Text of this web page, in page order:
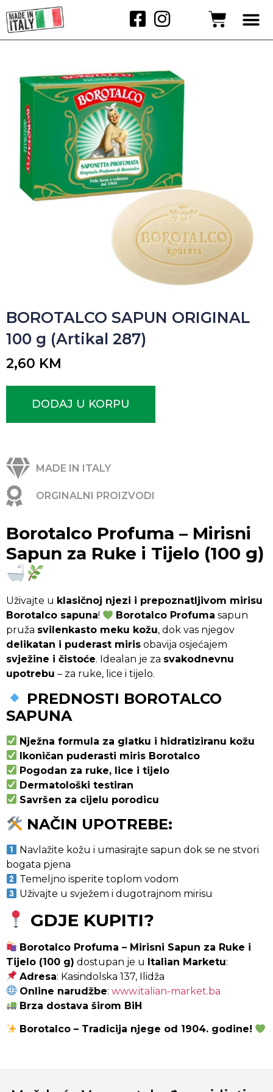
BOROTALCO SAPUN ORIGINAL
100 g (Artikal 287)
2,60 KM
DODAJ U KORPU
MADE IN ITALY
ORGINALNI PROIZVODI
Borotalco Profuma – Mirisni
Sapun za Ruke i Tijelo (100 g)
Uživajte u klasičnoj njezi i prepoznatljivom mirisu
Borotalco sapuna! Borotalco Profuma sapun
pruža svilenkasto meku kožu, dok vas njegov
delikatan i puderast miris obavija osjećajem
svježine i čistoće. Idealan je za svakodnevnu
upotrebu – za ruke, lice i tijelo.
PREDNOSTI BOROTALCO
SAPUNA
Nježna formula za glatku i hidratiziranu kožu
Ikoničan puderasti miris Borotalco
Pogodan za ruke, lice i tijelo
Dermatološki testiran
Savršen za cijelu porodicu
NAČIN UPOTREBE:
Navlažite kožu i umasirajte sapun dok se ne stvori
bogata pjena
Temeljno isperite toplom vodom
Uživajte u svježem i dugotrajnom mirisu
GDJE KUPITI?
Borotalco Profuma – Mirisni Sapun za Ruke i
Tijelo (100 g) dostupan je u Italian Marketu:
Adresa: Kasindolska 137, Ilidža
Online narudžbe:www.italian-market.ba
Brza dostava širom BiH
Borotalco – Tradicija njege od 1904. godine!